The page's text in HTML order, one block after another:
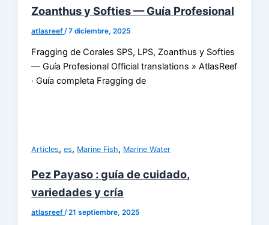
Zoanthus y Softies — Guía Profesional
atlasreef/7 diciembre, 2025
Fragging de Corales SPS, LPS, Zoanthus y Softies
— Guía Profesional Official translations » AtlasReef
· Guía completa Fragging de
Articles,es, Marine Fish, Marine Water
Pez Payaso : guía de cuidado,
variedades y cría
atlasreef/21 septiembre, 2025